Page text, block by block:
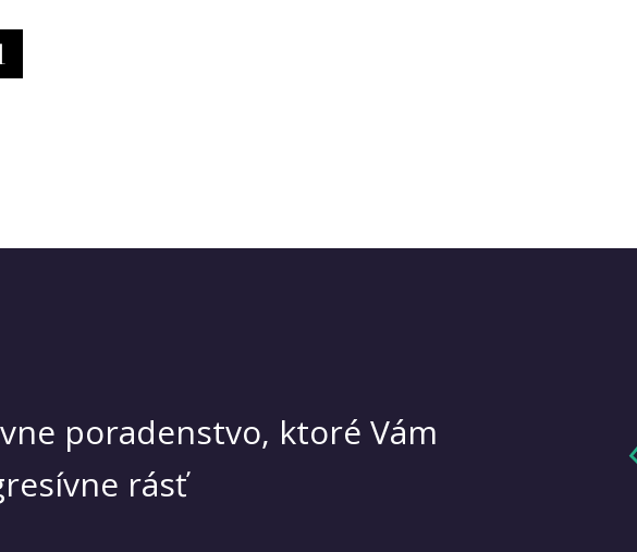
strana
poradenstvo, ktoré Vám
rásť